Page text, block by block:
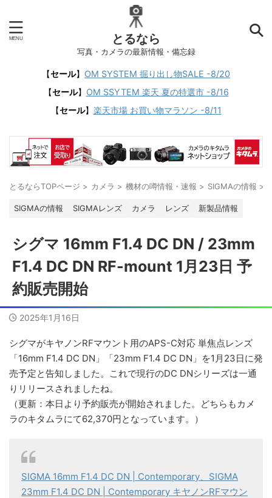
とるなら
写真・カメラの最新情報・備忘録
【セール】 OM SYSTEM 掘り出し物SALE -8/20
【セール】 OM SSYTEM 楽天 夏の特選市 -8/16
【セール】 楽天市場 お買い物マラソン -8/11
とるならTOPページ > カメラ > 機材の噂情報・速報 > SIGMAの情報 >
SIGMAの情報 SIGMAレンズ カメラ レンズ 新製品情報
シグマ 16mm F1.4 DC DN / 23mm
F1.4 DC DN RF-mount 1月23日 予
約販売開始
2025年1月16日
シグマがキヤノンRFマウント用のAPS-C対応 単焦点レンズ
「16mm F1.4 DC DN」「23mm F1.4 DC DN」を1月23日に発
売予定と告知しました。これで現行のDC DNシリーズは一通
りリリースされましたね。
（更新：本日より予約販売が開始されました。どちらもカメ
ラのキタムラにて62,370円となっています。）
SIGMA 16mm F1.4 DC DN | Contemporary、SIGMA
23mm F1.4 DC DN | Contemporary キヤノンRFマウン